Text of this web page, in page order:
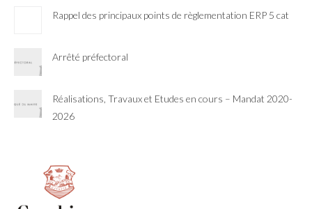
Rappel des principaux points de règlementation ERP 5 cat
Arrêté préfectoral
Réalisations, Travaux et Etudes en cours – Mandat 2020-
2026